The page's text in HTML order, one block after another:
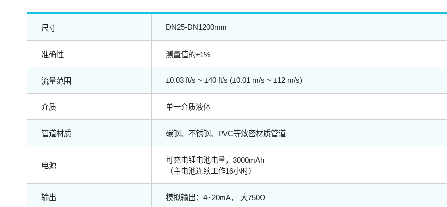
尺寸 DN25-DN1200mm
准确性 测量值的±1%
流量范围 ±0.03 ft/s ~ ±40 ft/s (±0.01 m/s ~ ±12 m/s)
介质 单一介质液体
管道材质 碳钢、不锈钢、PVC等致密材质管道
电源
可充电锂电池电量，3000mAh
（主电池连续工作16小时）
输出 模拟输出：4~20mA， 大750Ω